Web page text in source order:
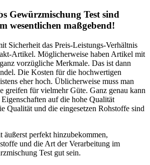
Gewürzmischung Test sind
wesentlichen maßgebend!
Sicherheit das Preis-Leistungs-Verhältnis
Artikel. Möglicherweise haben Artikel mit
vorzügliche Merkmale. Das ist dann
Die Kosten für die hochwertigen
eher hoch. Üblicherweise muss man
greifen für vielmehr Güte. Ganz genau kann
auf die hohe Qualität
Qualität und die eingesetzen Rohstoffe sind
äußerst perfekt hinzubekommen,
und die Art der Verarbeitung im
Test gut sein.